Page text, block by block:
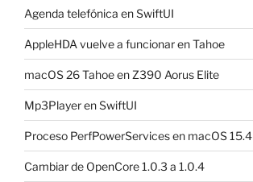
Agenda telefónica en SwiftUI
AppleHDA vuelve a funcionar en Tahoe
macOS 26 Tahoe en Z390 Aorus Elite
Mp3Player en SwiftUI
Proceso PerfPowerServices en macOS 15.4
Cambiar de OpenCore 1.0.3 a 1.0.4